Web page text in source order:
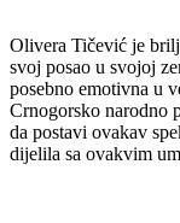
Olivera Tičević je
svoj posao u svojoj
posebno emotivna u
Crnogorsko narodno
da postavi ovakav
dijelila sa ovakvim